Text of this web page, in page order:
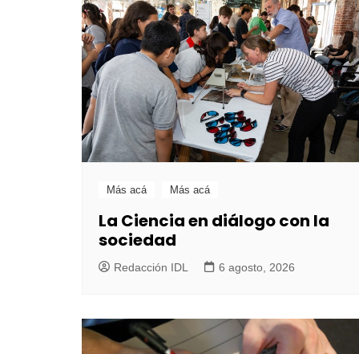
Más acá Más acá
La Ciencia en diálogo con la
sociedad
Redacción IDL 6 agosto, 2026